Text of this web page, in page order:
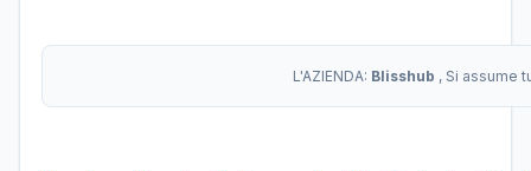
L'AZIENDA: Blisshub , Si assume